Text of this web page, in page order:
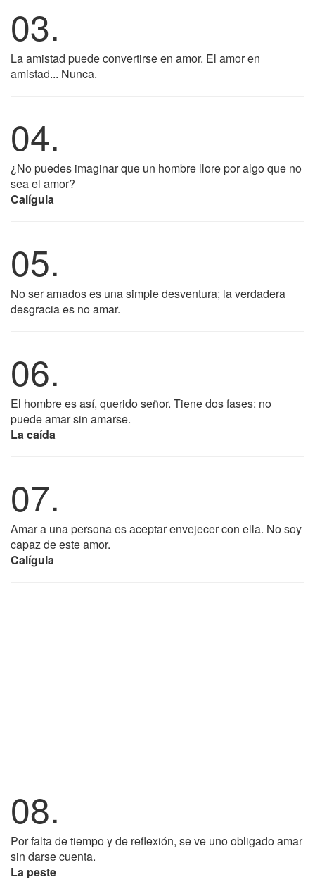
03.
La amistad puede convertirse en amor. El amor en
amistad... Nunca.
04.
¿No puedes imaginar que un hombre llore por algo que no
sea el amor?
Calígula
05.
No ser amados es una simple desventura; la verdadera
desgracia es no amar.
06.
El hombre es así, querido señor. Tiene dos fases: no
puede amar sin amarse.
La caída
07.
Amar a una persona es aceptar envejecer con ella. No soy
capaz de este amor.
Calígula
08.
Por falta de tiempo y de reflexión, se ve uno obligado amar
sin darse cuenta.
La peste